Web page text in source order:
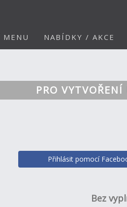
NABÍDKY / AKCE
PRO
Přihlásit pomocí
Bez